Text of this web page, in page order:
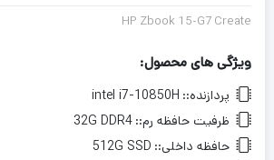
HP Zbook 15-G7 Create
ویژگی های محصول:
پردازنده:: intel i7-10850H
ظرفیت حافظه رم:: 32G DDR4
حافظه داخلی:: 512G SSD